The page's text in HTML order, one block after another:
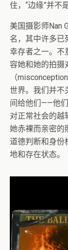
住，“边缘”并不
美国摄影师Nan
名，其中许多已
幸存者之一。不
容她和她的拍摄
（
世界。我们并不
间给他们——他
对正常社会的越
她赤裸而亲密的
道德判断和身份
地和存在状态。